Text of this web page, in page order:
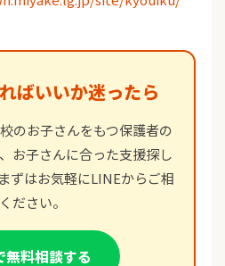
ばいいか迷ったら
のお子さんをもつ保護者の
お子さんに合った支援探し
ずはお気軽にLINEからご相
ださい。
無料相談する